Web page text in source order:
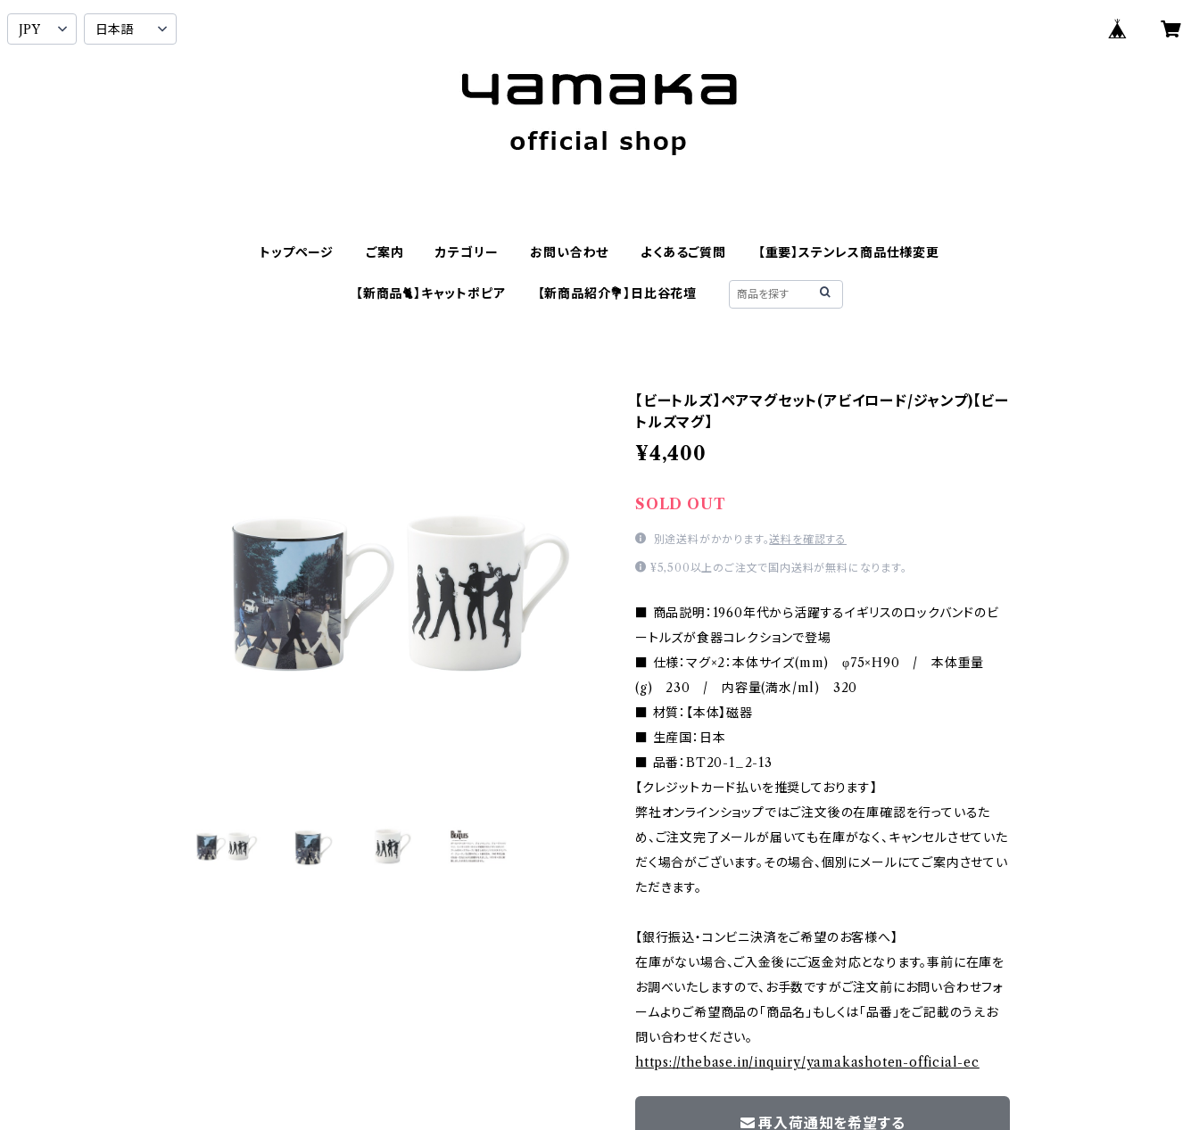
トップページ ご案内 カテゴリー お問い合わせ よくあるご質問 【重要】ステンレス商品仕様変更
【新商品🐈】キャットポピア 【新商品紹介💐】日比谷花壇
【ビートルズ】ペアマグセット(アビイロード/ジャンプ)【ビー
トルズマグ】
¥4,400
SOLD OUT
別途送料がかかります。送料を確認する
¥5,500以上のご注文で国内送料が無料になります。
■ 商品説明：1960年代から活躍するイギリスのロックバンドのビ
ートルズが食器コレクションで登場
■ 仕様：マグ×2：本体サイズ(mm) φ75×H90 / 本体重量
(g) 230 / 内容量(満水/ml) 320
■ 材質：【本体】磁器
■ 生産国：日本
■ 品番：BT20-1_2-13
【クレジットカード払いを推奨しております】
弊社オンラインショップではご注文後の在庫確認を行っているた
め、ご注文完了メールが届いても在庫がなく、キャンセルさせていた
だく場合がございます。その場合、個別にメールにてご案内させてい
ただきます。
【銀行振込・コンビニ決済をご希望のお客様へ】
在庫がない場合、ご入金後にご返金対応となります。事前に在庫を
お調べいたしますので、お手数ですがご注文前にお問い合わせフォ
ームよりご希望商品の「商品名」もしくは「品番」をご記載のうえお
問い合わせください。
https://thebase.in/inquiry/yamakashoten-official-ec
再入荷通知を希望する